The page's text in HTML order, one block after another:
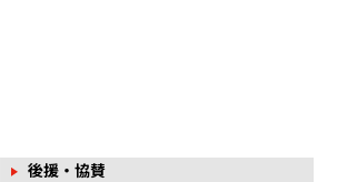
後援・協賛